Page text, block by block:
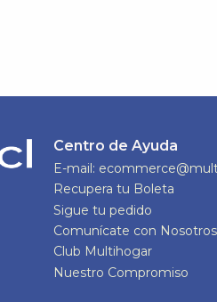
Centro de Ayuda
E-mail:
Recupera tu Boleta
Sigue tu pedido
Comunícate con Nosotros
Club Multihogar
Nuestro Compromiso